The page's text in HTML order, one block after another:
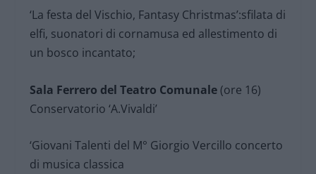
‘La festa del Vischio, Fantasy Christmas’:sfilata di
elfi, suonatori di cornamusa ed allestimento di
un bosco incantato;
Sala Ferrero del Teatro Comunale (ore 16)
Conservatorio ‘A.Vivaldi’
‘Giovani Talenti del M° Giorgio Vercillo concerto
di musica classica